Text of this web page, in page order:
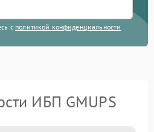
с политикой конфиденциальности
ИБП GMUPS